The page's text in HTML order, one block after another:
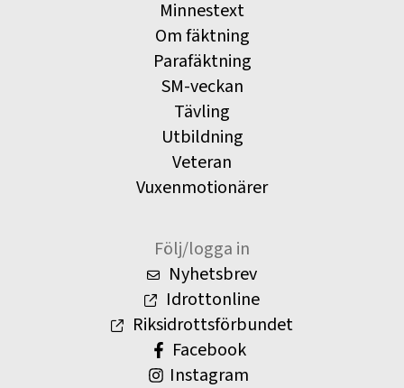
Minnestext
Om fäktning
Parafäktning
SM-veckan
Tävling
Utbildning
Veteran
Vuxenmotionärer
Följ/logga in
Nyhetsbrev
Idrottonline
Riksidrottsförbundet
Facebook
Instagram